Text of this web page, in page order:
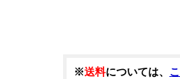
※送料については、